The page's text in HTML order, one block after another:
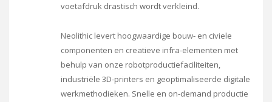
voetafdruk drastisch wordt verkleind.
Neolithic levert hoogwaardige bouw- en civiele
componenten en creatieve infra-elementen met
behulp van onze robotproductiefaciliteiten,
industriële 3D-printers en geoptimaliseerde digitale
werkmethodieken. Snelle en on-demand productie